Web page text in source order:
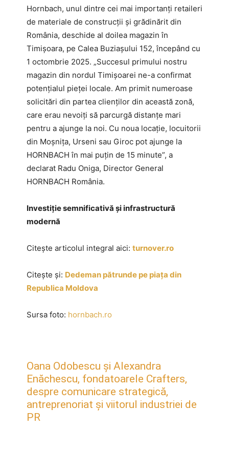
Hornbach, unul dintre cei mai importanți retaileri
de materiale de construcții și grădinărit din
România, deschide al doilea magazin în
Timișoara, pe Calea Buziașului 152, începând cu
1 octombrie 2025. „Succesul primului nostru
magazin din nordul Timișoarei ne-a confirmat
potențialul pieței locale. Am primit numeroase
solicitări din partea clienților din această zonă,
care erau nevoiți să parcurgă distanțe mari
pentru a ajunge la noi. Cu noua locație, locuitorii
din Moșnița, Urseni sau Giroc pot ajunge la
HORNBACH în mai puțin de 15 minute”, a
declarat Radu Oniga, Director General
HORNBACH România.
Investiție semnificativă și infrastructură
modernă
Citește articolul integral aici: turnover.ro
Citește și: Dedeman pătrunde pe piața din
Republica Moldova
Sursa foto: hornbach.ro
Oana Odobescu și Alexandra
Enăchescu, fondatoarele Crafters,
despre comunicare strategică,
antreprenoriat și viitorul industriei de
PR